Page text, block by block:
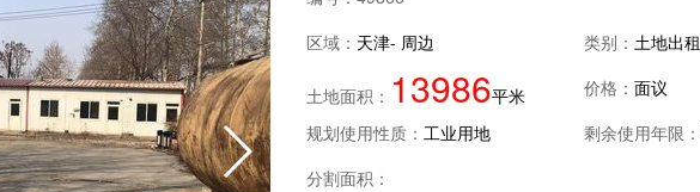
区域： 天津- 周边 类别： 土地出租
土地面积： 13986平米 价格： 面议
规划使用性质： 工业用地 剩余使用年限：
分割面积：